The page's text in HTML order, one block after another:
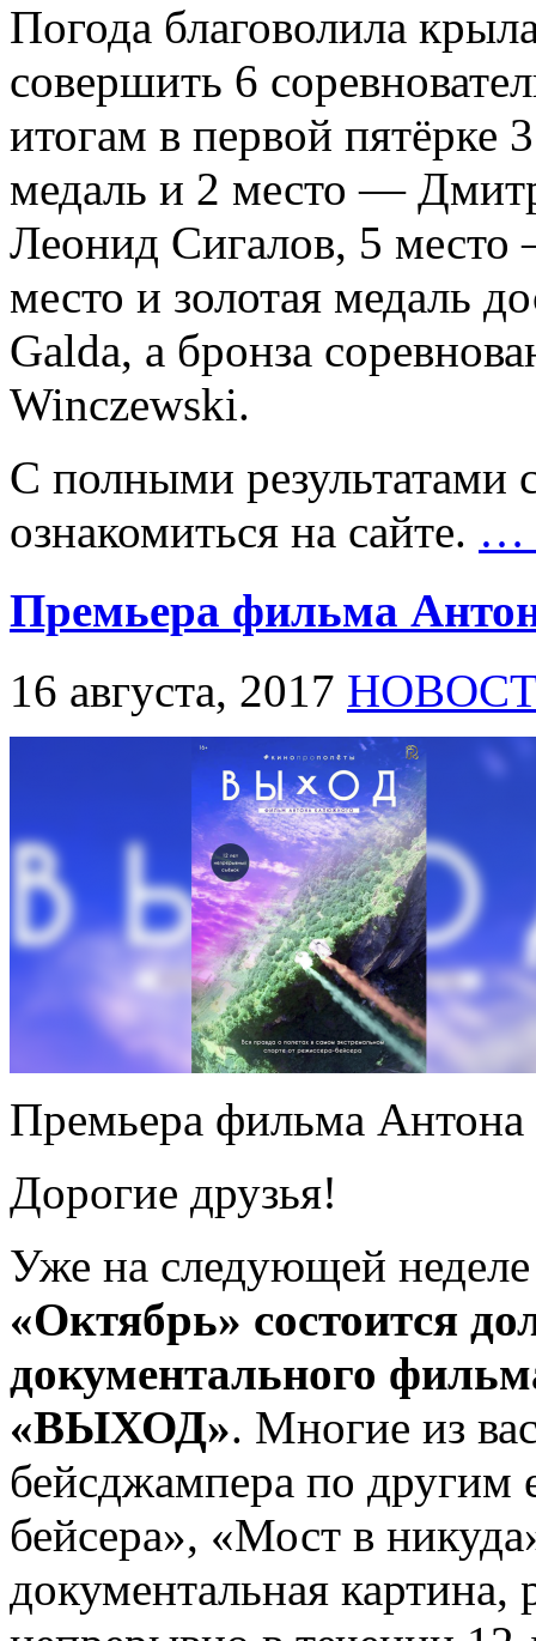
Погода благоволила
совершить 6
итогам в первой пятёрке
медаль и 2 место —
Леонид Сигалов, 5
место и золотая медаль
Galda, а бронза
Winczewski.
С полными результатами
ознакомиться на сайте. …
Премьера фильма
16 августа, 2017
Премьера фильма
Дорогие друзья!
Уже на следующей
«Октябрь» состоится
документального
«ВЫХОД». Многие из
бейсджампера по другим
бейсера», «Мост в
документальная картина,